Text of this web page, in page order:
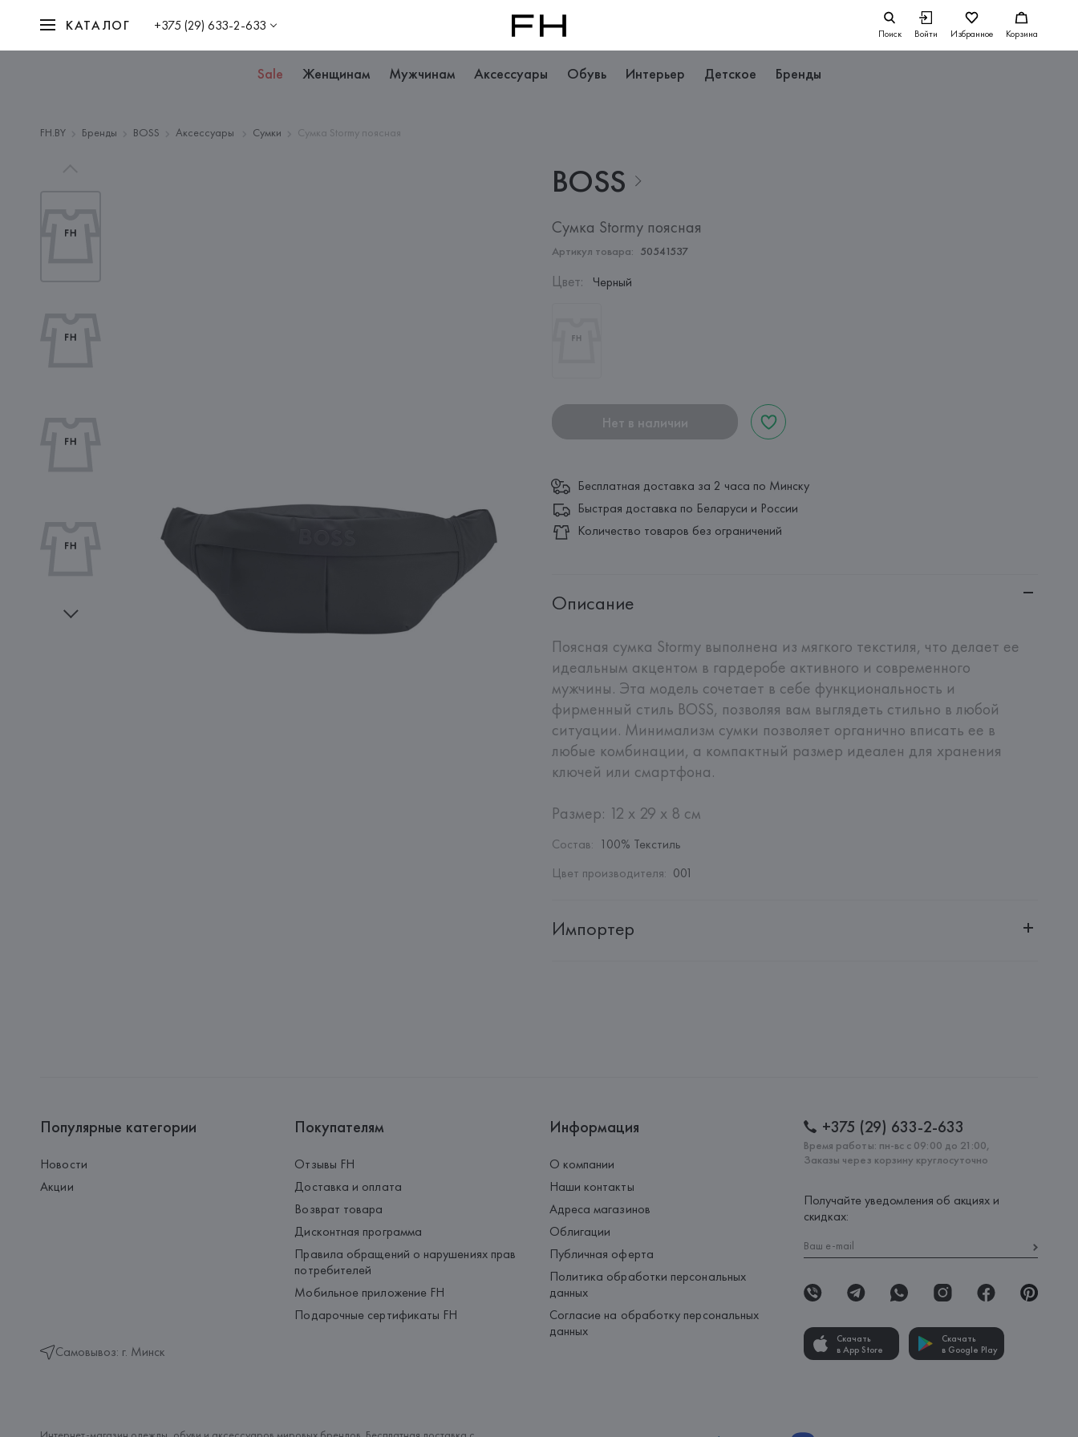
КАТАЛОГ +375 (29) 633-2-633 Поиск Войти Избранное Корзина
Sale Женщинам Мужчинам Аксессуары Обувь Интерьер Детское Бренды
FH.BY Бренды BOSS Аксессуары Сумки Сумка Stormy поясная
BOSS
Сумка Stormy поясная
Артикул товара: 50541537
Цвет: Черный
Нет в наличии
Бесплатная доставка за 2 часа по Минску
Быстрая доставка по Беларуси и России
Количество товаров без ограничений
Описание
Поясная сумка Stormy выполнена из мягкого текстиля, что делает ее
идеальным акцентом в гардеробе активного и современного
мужчины. Эта модель сочетает в себе функциональность и
фирменный стиль BOSS, позволяя вам выглядеть стильно в любой
ситуации. Минимализм сумки позволяет органично вписать ее в
любые комбинации, а компактный размер идеален для хранения
ключей или смартфона.
Размер: 12 x 29 x 8 см
Состав: 100% Текстиль
Цвет производителя: 001
Импортер
Популярные категории
Новости
Акции
Самовывоз: г. Минск
Покупателям
Отзывы FH
Доставка и оплата
Возврат товара
Дисконтная программа
Правила обращений о нарушениях прав
потребителей
Мобильное приложение FH
Подарочные сертификаты FH
Информация
О компании
Наши контакты
Адреса магазинов
Облигации
Публичная оферта
Политика обработки персональных
данных
Согласие на обработку персональных
данных
+375 (29) 633-2-633
Время работы: пн-вс с 09:00 до 21:00,
Заказы через корзину круглосуточно
Получайте уведомления об акциях и
скидках:
Скачать
в App Store
Скачать
в Google Play